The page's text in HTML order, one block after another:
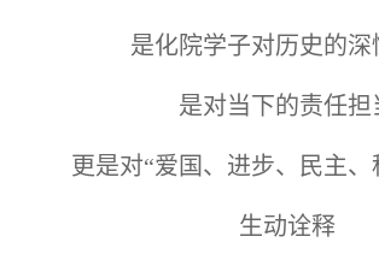
是化院学子对历史的深
是对当下的责任担
更是对“爱国、进步、民主、
生动诠释